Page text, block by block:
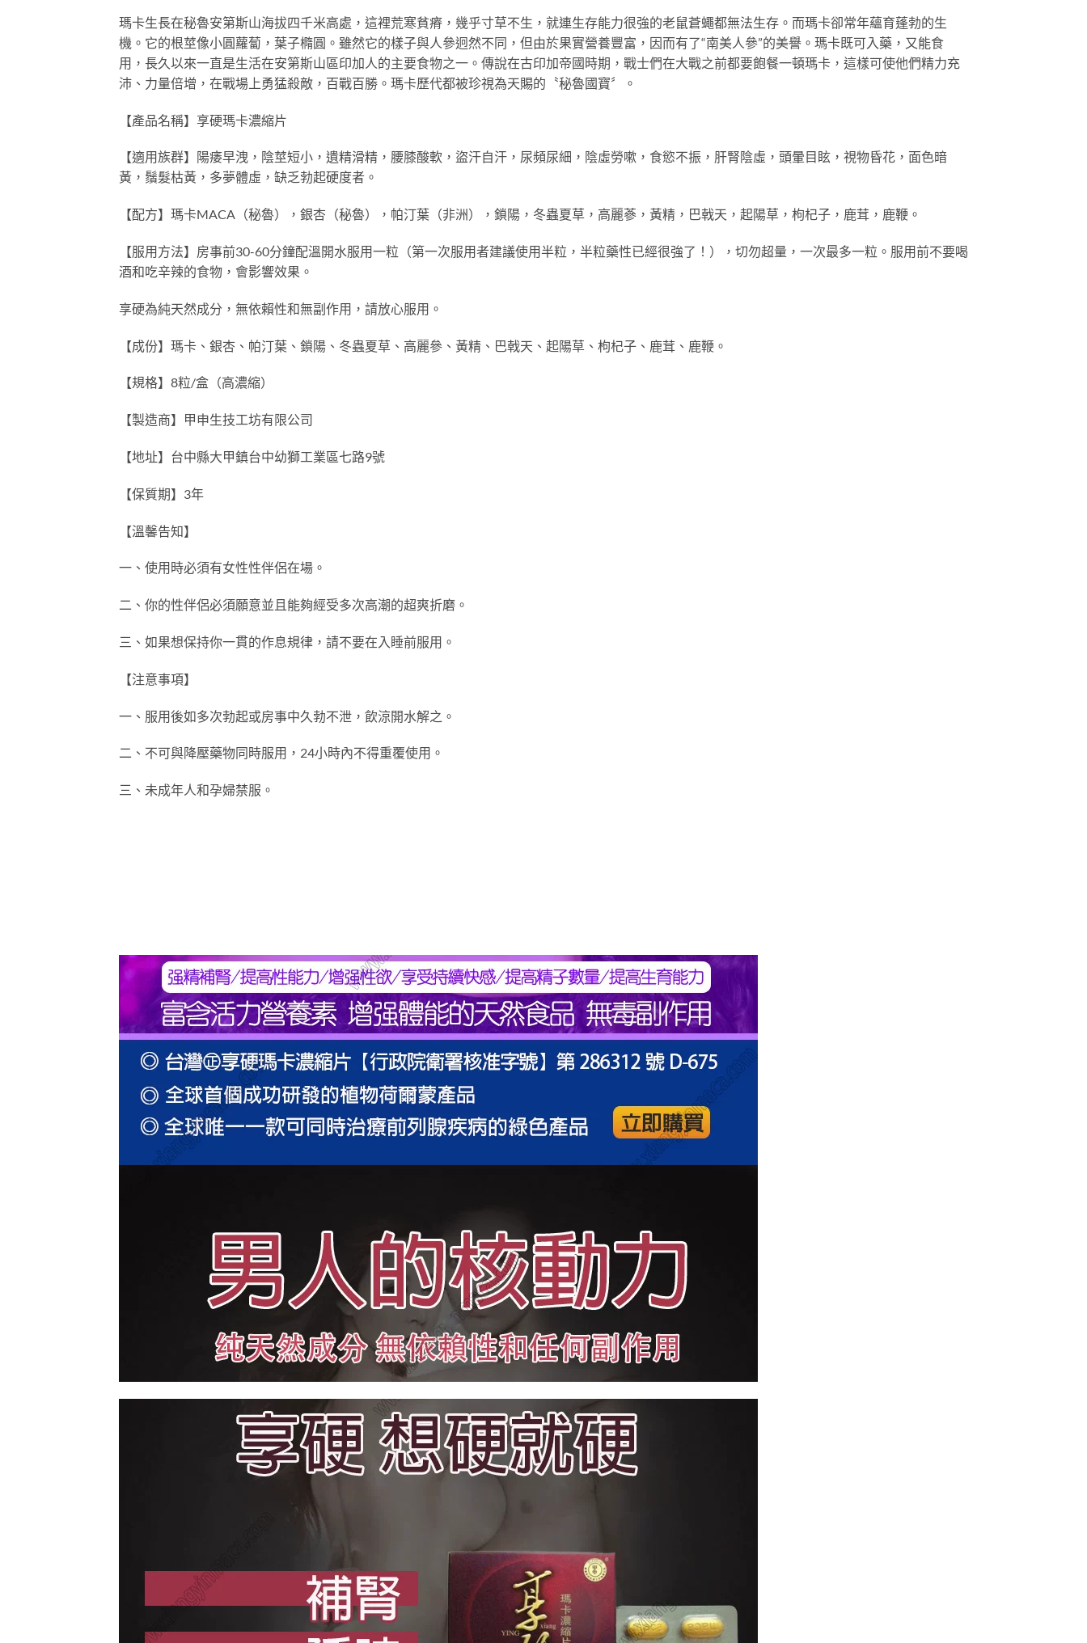
瑪卡生長在秘魯安第斯山海拔四千米高處，這裡荒寒貧瘠，幾乎寸草不生，就連生存能力很強的老鼠蒼蠅都無法生存。而瑪卡卻常年蘊育蓬勃的生
機。它的根莖像小圓蘿蔔，葉子橢圓。雖然它的樣子與人參迥然不同，但由於果實營養豐富，因而有了“南美人參”的美譽。瑪卡既可入藥，又能食
用，長久以來一直是生活在安第斯山區印加人的主要食物之一。傳說在古印加帝國時期，戰士們在大戰之前都要飽餐一頓瑪卡，這樣可使他們精力充
沛、力量倍增，在戰場上勇猛殺敵，百戰百勝。瑪卡歷代都被珍視為天賜的〝秘魯國寶〞。
【產品名稱】享硬瑪卡濃縮片
【適用族群】陽痿早洩，陰莖短小，遺精滑精，腰膝酸軟，盜汗自汗，尿頻尿細，陰虛勞嗽，食慾不振，肝腎陰虛，頭暈目眩，視物昏花，面色暗
黃，鬚髮枯黃，多夢體虛，缺乏勃起硬度者。
【配方】瑪卡MACA（秘魯），銀杏（秘魯），帕汀葉（非洲），鎖陽，冬蟲夏草，高麗蔘，黃精，巴戟天，起陽草，枸杞子，鹿茸，鹿鞭。
【服用方法】房事前30-60分鐘配溫開水服用一粒（第一次服用者建議使用半粒，半粒藥性已經很強了！），切勿超量，一次最多一粒。服用前不要喝
酒和吃辛辣的食物，會影響效果。
享硬為純天然成分，無依賴性和無副作用，請放心服用。
【成份】瑪卡、銀杏、帕汀葉、鎖陽、冬蟲夏草、高麗參、黃精、巴戟天、起陽草、枸杞子、鹿茸、鹿鞭。
【規格】8粒/盒（高濃縮）
【製造商】甲申生技工坊有限公司
【地址】台中縣大甲鎮台中幼獅工業區七路9號
【保質期】3年
【溫馨告知】
一、使用時必須有女性性伴侶在場。
二、你的性伴侶必須願意並且能夠經受多次高潮的超爽折磨。
三、如果想保持你一貫的作息規律，請不要在入睡前服用。
【注意事項】
一、服用後如多次勃起或房事中久勃不泄，飲涼開水解之。
二、不可與降壓藥物同時服用，24小時內不得重覆使用。
三、未成年人和孕婦禁服。